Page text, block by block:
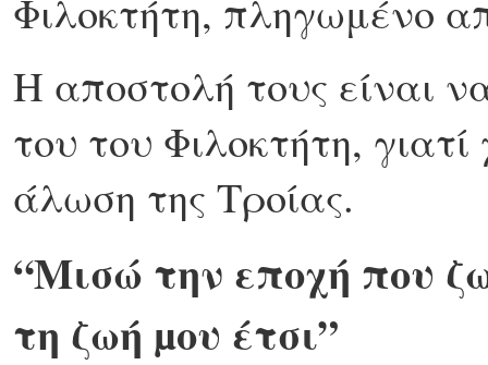
Φιλοκτήτη, πληγωμένο
Η αποστολή τους είναι
του του Φιλοκτήτη,
άλωση της Τροίας.
“Μισώ την εποχή που
τη ζωή µου έτσι”